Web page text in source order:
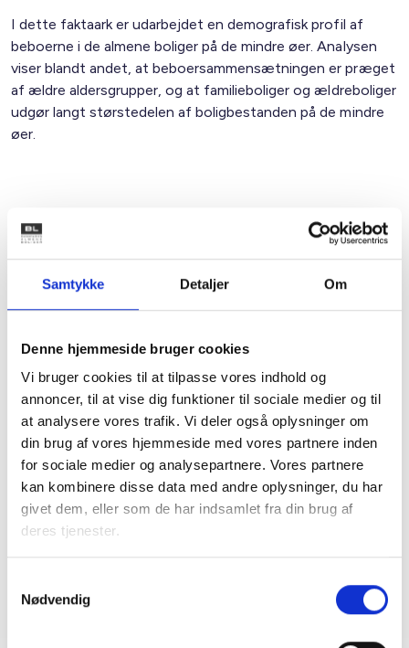
Samtykke Detaljer Om
Denne hjemmeside bruger cookies
Vi bruger cookies til at tilpasse vores indhold og
annoncer, til at vise dig funktioner til sociale medier og til
at analysere vores trafik. Vi deler også oplysninger om
din brug af vores hjemmeside med vores partnere inden
for sociale medier og analysepartnere. Vores partnere
kan kombinere disse data med andre oplysninger, du har
givet dem, eller som de har indsamlet fra din brug af
deres tjenester.
Nødvendig
I dette faktaark er udarbejdet en demografisk profil af
beboerne i de almene boliger på de mindre øer. Analysen
viser blandt andet, at beboersammensætningen er præget
af ældre aldersgrupper, og at familieboliger og ældreboliger
udgør langt størstedelen af boligbestanden på de mindre
øer.
Kontakt
Cecilie Gøtterup
Hansen
Økonom
Tlf: 35 77 94 72